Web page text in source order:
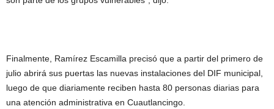
Finalmente, Ramírez Escamilla precisó que a partir del primero de
julio abrirá sus puertas las nuevas instalaciones del DIF municipal,
luego de que diariamente reciben hasta 80 personas diarias para
una atención administrativa en Cuautlancingo.